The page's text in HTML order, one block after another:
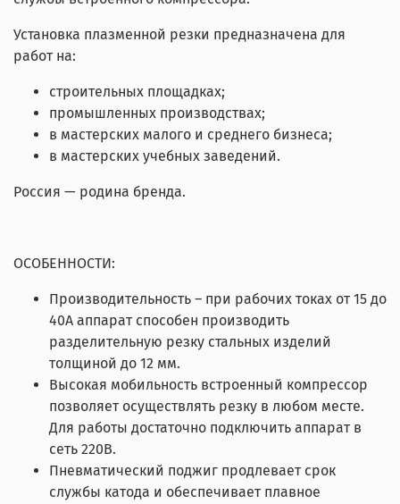
Установка плазменной резки предназначена для
работ на:
строительных площадках;
промышленных производствах;
в мастерских малого и среднего бизнеса;
в мастерских учебных заведений.
Россия — родина бренда.
ОСОБЕННОСТИ:
Производительность – при рабочих токах от 15 до
40А аппарат способен производить
разделительную резку стальных изделий
толщиной до 12 мм.
Высокая мобильность встроенный компрессор
позволяет осуществлять резку в любом месте.
Для работы достаточно подключить аппарат в
сеть 220В.
Пневматический поджиг продлевает срок
службы катода и обеспечивает плавное